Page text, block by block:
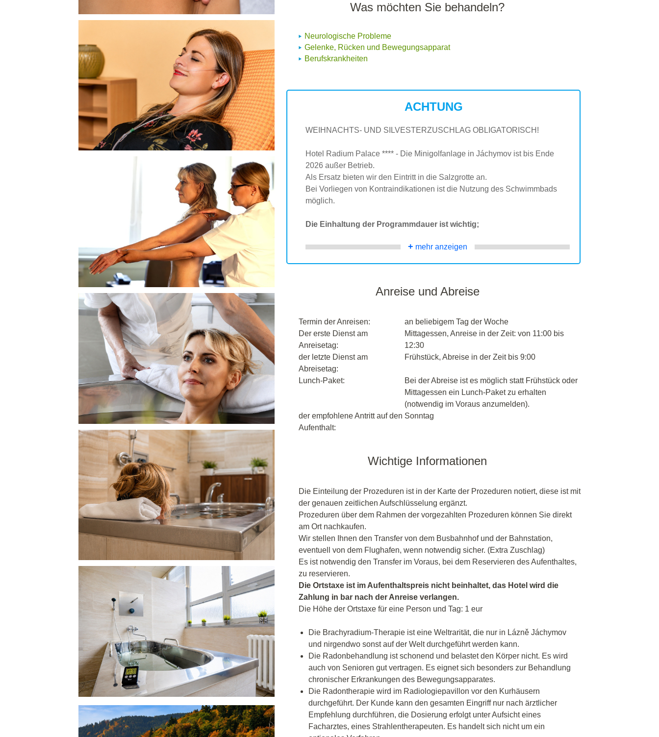
Was möchten Sie behandeln?
Neurologische Probleme
Gelenke, Rücken und Bewegungsapparat
Berufskrankheiten
ACHTUNG
WEIHNACHTS- UND SILVESTERZUSCHLAG OBLIGATORISCH!
Hotel Radium Palace **** - Die Minigolfanlage in Jáchymov ist bis Ende
2026 außer Betrieb.
Als Ersatz bieten wir den Eintritt in die Salzgrotte an.
Bei Vorliegen von Kontraindikationen ist die Nutzung des Schwimmbads
möglich.
Die Einhaltung der Programmdauer ist wichtig;
+ mehr anzeigen
Anreise und Abreise
Termin der Anreisen:
an beliebigem Tag der Woche
Der erste Dienst am
Anreisetag:
Mittagessen, Anreise in der Zeit: von 11:00 bis
12:30
der letzte Dienst am
Abreisetag:
Frühstück, Abreise in der Zeit bis 9:00
Lunch-Paket:
Bei der Abreise ist es möglich statt Frühstück oder
Mittagessen ein Lunch-Paket zu erhalten
(notwendig im Voraus anzumelden).
der empfohlene Antritt auf den
Aufenthalt:
Sonntag
Wichtige Informationen
Die Einteilung der Prozeduren ist in der Karte der Prozeduren notiert, diese ist mit
der genauen zeitlichen Aufschlüsselung ergänzt.
Prozeduren über dem Rahmen der vorgezahlten Prozeduren können Sie direkt
am Ort nachkaufen.
Wir stellen Ihnen den Transfer von dem Busbahnhof und der Bahnstation,
eventuell von dem Flughafen, wenn notwendig sicher. (Extra Zuschlag)
Es ist notwendig den Transfer im Voraus, bei dem Reservieren des Aufenthaltes,
zu reservieren.
Die Ortstaxe ist im Aufenthaltspreis nicht beinhaltet, das Hotel wird die
Zahlung in bar nach der Anreise verlangen.
Die Höhe der Ortstaxe für eine Person und Tag: 1 eur
Die Brachyradium-Therapie ist eine Weltrarität, die nur in Lázně Jáchymov
und nirgendwo sonst auf der Welt durchgeführt werden kann.
Die Radonbehandlung ist schonend und belastet den Körper nicht. Es wird
auch von Senioren gut vertragen. Es eignet sich besonders zur Behandlung
chronischer Erkrankungen des Bewegungsapparates.
Die Radontherapie wird im Radiologiepavillon vor den Kurhäusern
durchgeführt. Der Kunde kann den gesamten Eingriff nur nach ärztlicher
Empfehlung durchführen, die Dosierung erfolgt unter Aufsicht eines
Facharztes, eines Strahlentherapeuten. Es handelt sich nicht um ein